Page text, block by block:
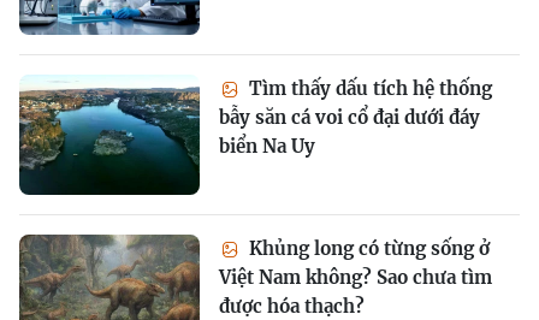
Tìm thấy dấu tích hệ thống
bẫy săn cá voi cổ đại dưới đáy
biển Na Uy
Khủng long có từng sống ở
Việt Nam không? Sao chưa tìm
được hóa thạch?